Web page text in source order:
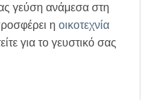
γεύση ανάμεσα στη
η οικοτεχνία
για το γευστικό σας